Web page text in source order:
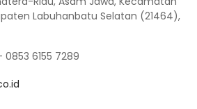
Labuhanbatu Selatan (21464),
6155 7289